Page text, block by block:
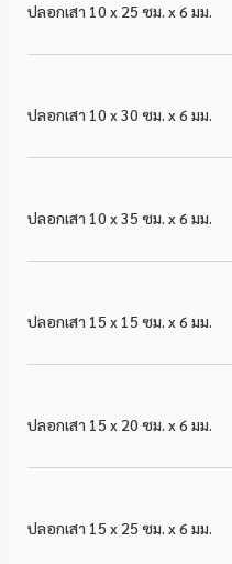
ปลอกเสา 10 x 25 ซม. x 6 มม.
ปลอกเสา 10 x 30 ซม. x 6 มม.
ปลอกเสา 10 x 35 ซม. x 6 มม.
ปลอกเสา 15 x 15 ซม. x 6 มม.
ปลอกเสา 15 x 20 ซม. x 6 มม.
ปลอกเสา 15 x 25 ซม. x 6 มม.